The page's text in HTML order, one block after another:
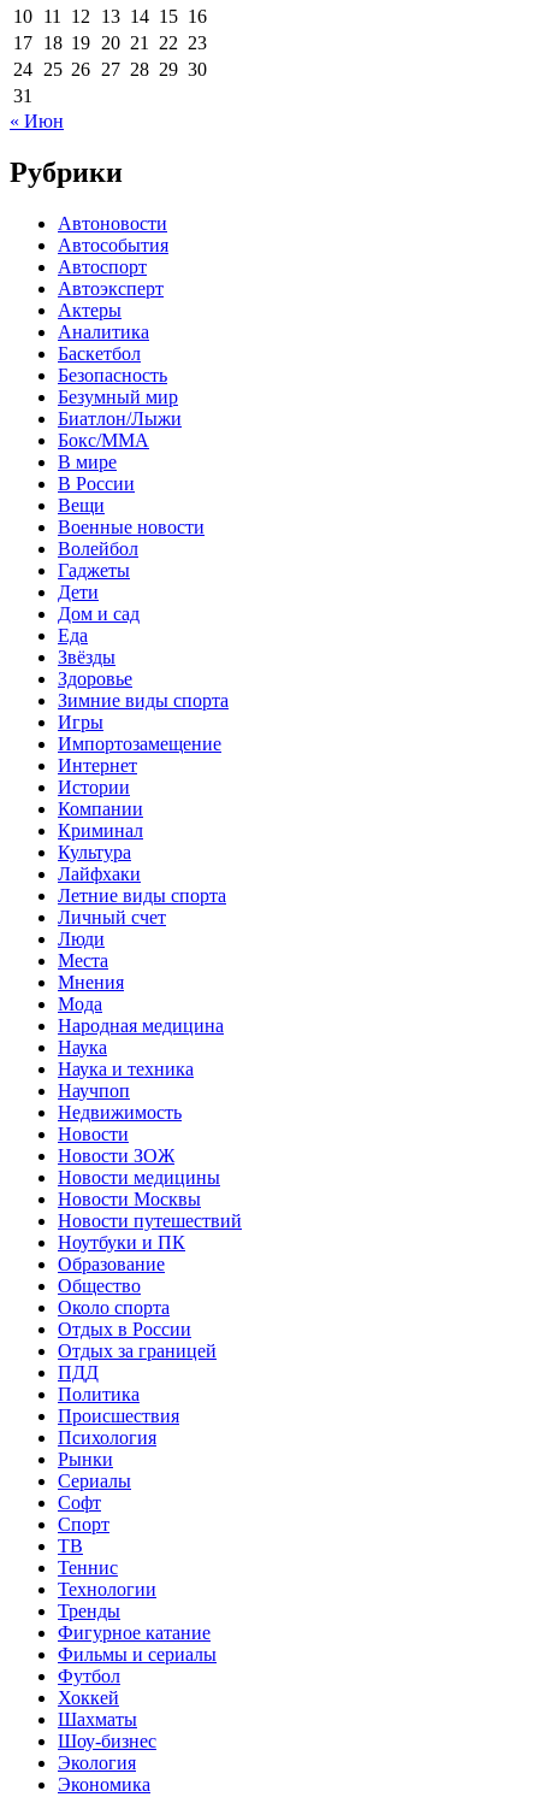
10 11 12 13 14 15 16
17 18 19 20 21 22 23
24 25 26 27 28 29 30
31
« Июн
Рубрики
Автоновости
Автособытия
Автоспорт
Автоэксперт
Актеры
Аналитика
Баскетбол
Безопасность
Безумный мир
Биатлон/Лыжи
Бокс/MMA
В мире
В России
Вещи
Военные новости
Волейбол
Гаджеты
Дети
Дом и сад
Еда
Звёзды
Здоровье
Зимние виды спорта
Игры
Импортозамещение
Интернет
Истории
Компании
Криминал
Культура
Лайфхаки
Летние виды спорта
Личный счет
Люди
Места
Мнения
Мода
Народная медицина
Наука
Наука и техника
Научпоп
Недвижимость
Новости
Новости ЗОЖ
Новости медицины
Новости Москвы
Новости путешествий
Ноутбуки и ПК
Образование
Общество
Около спорта
Отдых в России
Отдых за границей
ПДД
Политика
Происшествия
Психология
Рынки
Сериалы
Софт
Спорт
ТВ
Теннис
Технологии
Тренды
Фигурное катание
Фильмы и сериалы
Футбол
Хоккей
Шахматы
Шоу-бизнес
Экология
Экономика